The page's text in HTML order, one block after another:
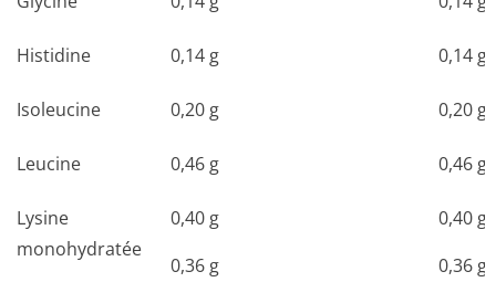
Histidine 0,14 g 0,14 g
Isoleucine 0,20 g 0,20 g
Leucine 0,46 g 0,46 g
Lysine
monohydratée
0,40 g
0,36 g
0,40 g
0,36 g